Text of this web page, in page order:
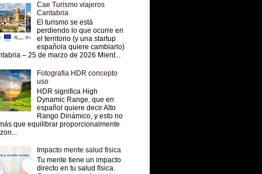
Cae Turismo viajeros
Cantabria
El turismo se está
perdiendo lo que ocurre en
el territorio (y una startup
española quiere cambiarlo)
– 25 de marzo de 2026 Mient...
Fotografia HDR concepto
uso
HDR significa High
Dynamic Range, que en
español quiere decir Alto
Rango Dinámico, y esto no
que equilibrar proporcionalmente
Impacto mente salud fisica
Tu mente tiene un impacto
directo en tu salud física.